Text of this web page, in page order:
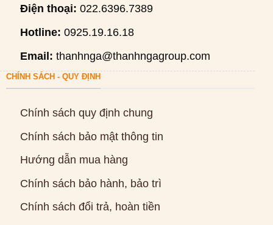
Điện thoại: 022.6396.7389
Hotline: 0925.19.16.18
Email: thanhnga@thanhngagroup.com
CHÍNH SÁCH - QUY ĐỊNH
Chính sách quy định chung
Chính sách bảo mật thông tin
Hướng dẫn mua hàng
Chính sách bảo hành, bảo trì
Chính sách đổi trả, hoàn tiền